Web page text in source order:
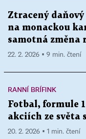
Ztracený
na monackou
samotná změna
22. 2. 2026 ▪ 9 min. čtení
RANNÍ BRÍFINK
Fotbal, formule
akciích ze světa
20. 2. 2026 ▪ 1 min. čtení